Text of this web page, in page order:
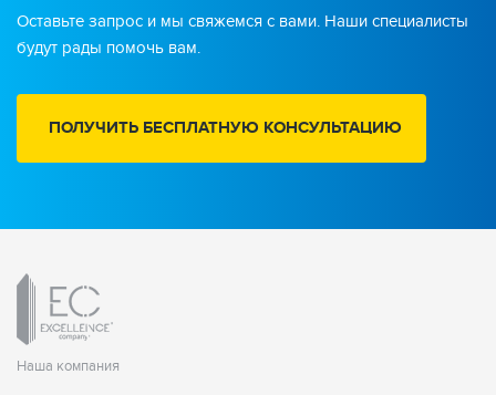
Оставьте запрос и мы свяжемся с вами. Наши специалисты
будут рады помочь вам.
ПОЛУЧИТЬ БЕСПЛАТНУЮ КОНСУЛЬТАЦИЮ
Наша компания